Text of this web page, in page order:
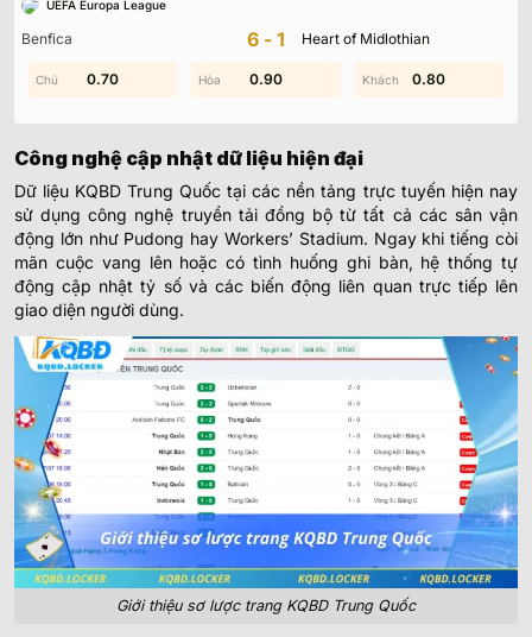
UEFA Europa League
Benfica 6-1 Heart of Midlothian
1.90 1.40 1.70
0.70 0.90 0.80
Những điểm đặc biệt của trang KQBD Trung
Quốc
Hệ thống dữ liệu kết quả bóng đá Trung Quốc được thiết kế để
Công nghệ cập nhật dữ liệu hiện đại
Dữ liệu KQBD Trung Quốc tại các nền tảng trực tuyến hiện nay
sử dụng công nghệ truyền tải đồng bộ từ tất cả các sân vận
động lớn như Pudong hay Workers’ Stadium. Ngay khi tiếng còi
mãn cuộc vang lên hoặc có tình huống ghi bàn, hệ thống tự
động cập nhật tỷ số và các biến động liên quan trực tiếp lên
giao diện người dùng.
Giới thiệu sơ lược trang KQBD Trung Quốc